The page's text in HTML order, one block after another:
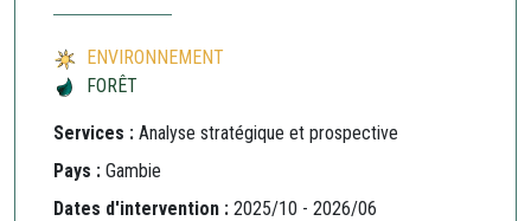
ENVIRONNEMENT
FORÊT
Services : Analyse stratégique et prospective
Pays : Gambie
Dates d'intervention : 2025/10 - 2026/06